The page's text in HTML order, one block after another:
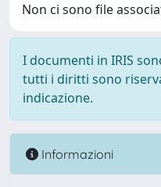
Non ci sono file
I documenti in IRIS
tutti i diritti sono
indicazione.
Informazioni